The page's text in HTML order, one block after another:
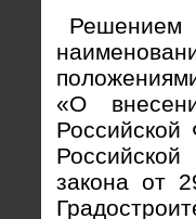
Решением
«О
закона от